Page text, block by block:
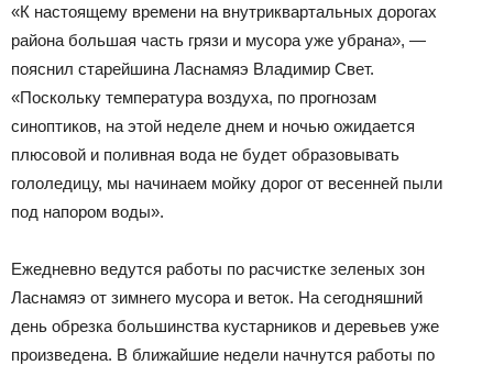
«К настоящему времени на внутриквартальных дорогах
района большая часть грязи и мусора уже убрана», —
пояснил старейшина Ласнамяэ Владимир Свет.
«Поскольку температура воздуха, по прогнозам
синоптиков, на этой неделе днем и ночью ожидается
плюсовой и поливная вода не будет образовывать
гололедицу, мы начинаем мойку дорог от весенней пыли
под напором воды».
Ежедневно ведутся работы по расчистке зеленых зон
Ласнамяэ от зимнего мусора и веток. На сегодняшний
день обрезка большинства кустарников и деревьев уже
произведена. В ближайшие недели начнутся работы по